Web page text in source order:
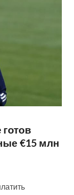
€15 млн